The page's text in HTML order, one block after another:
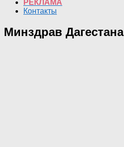
РЕКЛАМА
Контакты
Минздрав Дагестана